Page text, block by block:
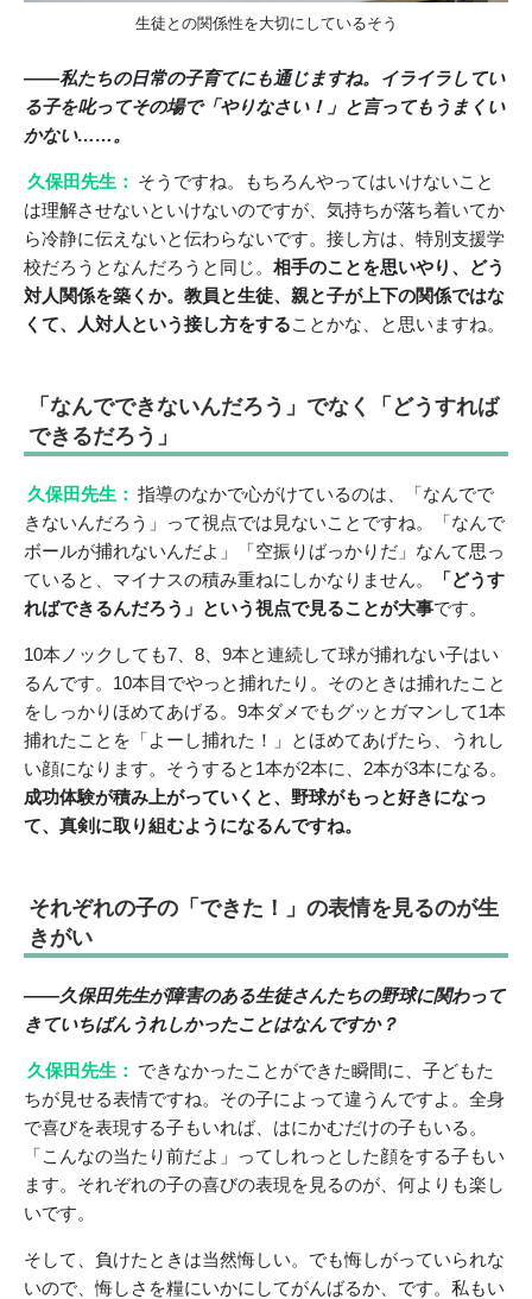
生徒との関係性を大切にしているそう
――私たちの日常の子育てにも通じますね。イライラしてい
る子を叱ってその場で「やりなさい！」と言ってもうまくい
かない……。
久保田先生： そうですね。もちろんやってはいけないこと
は理解させないといけないのですが、気持ちが落ち着いてか
ら冷静に伝えないと伝わらないです。接し方は、特別支援学
校だろうとなんだろうと同じ。 相手のことを思いやり、どう
対人関係を築くか。教員と生徒、親と子が上下の関係ではな
くて、人対人という接し方をすることかな、と思いますね。
「なんでできないんだろう」でなく「どうすれば
できるだろう」
久保田先生： 指導のなかで心がけているのは、「なんでで
きないんだろう」って視点では見ないことですね。「なんで
ボールが捕れないんだよ」「空振りばっかりだ」なんて思っ
ていると、マイナスの積み重ねにしかなりません。
「どうす
ればできるんだろう」という視点で見ることが大事です。
10本ノックしても7、8、9本と連続して球が捕れない子はい
るんです。10本目でやっと捕れたり。そのときは捕れたこと
をしっかりほめてあげる。9本ダメでもグッとガマンして1本
捕れたことを「よーし捕れた！」とほめてあげたら、うれし
い顔になります。そうすると1本が2本に、2本が3本になる。
成功体験が積み上がっていくと、野球がもっと好きになっ
て、真剣に取り組むようになるんですね。
それぞれの子の「できた！」の表情を見るのが生
きがい
――久保田先生が障害のある生徒さんたちの野球に関わって
きていちばんうれしかったことはなんですか？
久保田先生： できなかったことができた瞬間に、子どもた
ちが見せる表情ですね。その子によって違うんですよ。全身
で喜びを表現する子もいれば、はにかむだけの子もいる。
「こんなの当たり前だよ」ってしれっとした顔をする子もい
ます。それぞれの子の喜びの表現を見るのが、何よりも楽し
いです。
そして、負けたときは当然悔しい。でも悔しがっていられな
いので、悔しさを糧にいかにしてがんばるか、です。私もい